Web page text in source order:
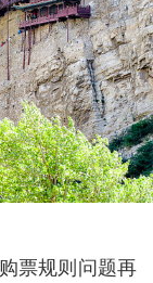
票规则问题再